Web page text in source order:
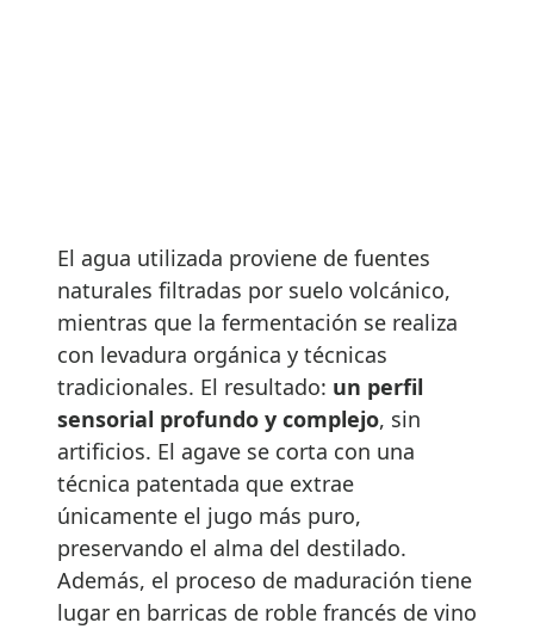
El agua utilizada proviene de fuentes
naturales filtradas por suelo volcánico,
mientras que la fermentación se realiza
con levadura orgánica y técnicas
tradicionales. El resultado: un perfil
sensorial profundo y complejo, sin
artificios. El agave se corta con una
técnica patentada que extrae
únicamente el jugo más puro,
preservando el alma del destilado.
Además, el proceso de maduración tiene
lugar en barricas de roble francés de vino